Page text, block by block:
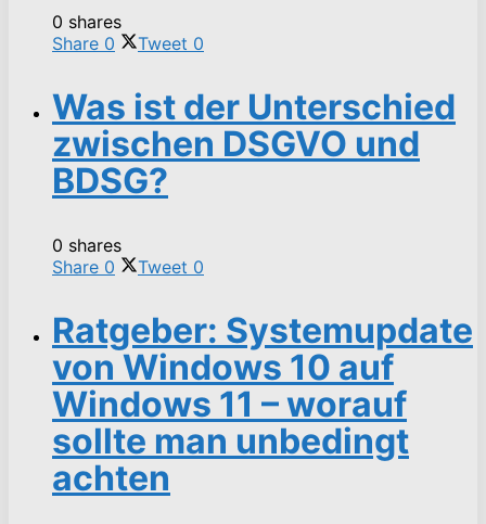
0 shares
Share 0 Tweet 0
Was ist der Unterschied
zwischen DSGVO und
BDSG?
0 shares
Share 0 Tweet 0
Ratgeber: Systemupdate
von Windows 10 auf
Windows 11 – worauf
sollte man unbedingt
achten